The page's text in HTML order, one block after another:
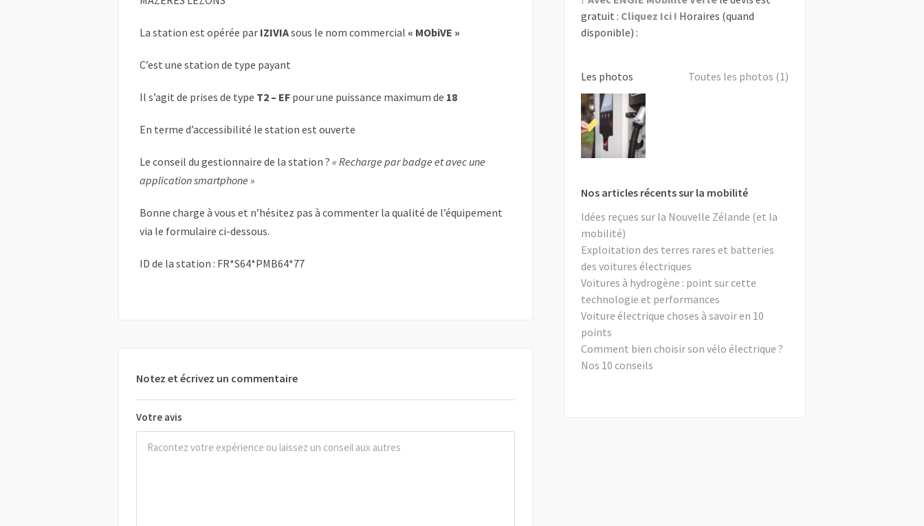
La station est opérée par IZIVIAsous le nom commercial « MObiVE »
C’est une station de type payant
Il s’agit de prises de type T2 – EF pour une puissance maximum de 18
En terme d’accessibilité le station est ouverte
Le conseil du gestionnaire de la station ? « Recharge par badge et avec une
application smartphone »
Bonne charge à vous et n’hésitez pas à commenter la qualité de l’équipement
via le formulaire ci-dessous.
ID de la station : FR*S64*PMB64*77
Notez et écrivez un commentaire
Votre avis
gratuit : Cliquez Ici ! Horaires (quand
disponible) :
Les photos Toutes les photos (1)
Nos articles récents sur la mobilité
Idées reçues sur la Nouvelle Zélande (et la
mobilité)
Exploitation des terres rares et batteries
des voitures électriques
Voitures à hydrogène : point sur cette
technologie et performances
Voiture électrique choses à savoir en 10
points
Comment bien choisir son vélo électrique ?
Nos 10 conseils